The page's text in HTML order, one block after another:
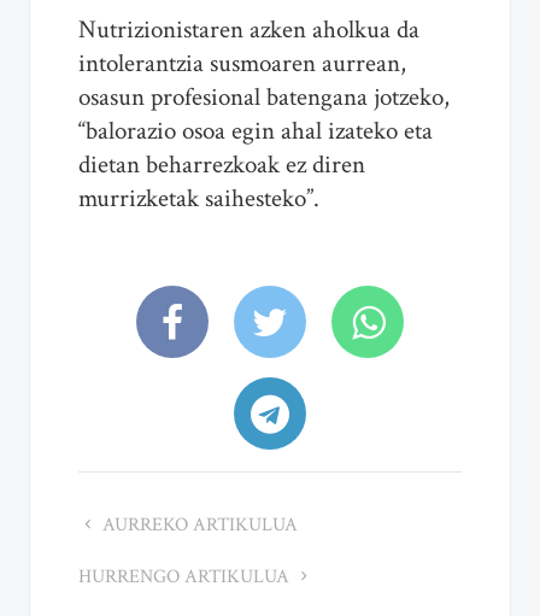
Nutrizionistaren azken aholkua da
intolerantzia susmoaren aurrean,
osasun profesional batengana jotzeko,
“balorazio osoa egin ahal izateko eta
dietan beharrezkoak ez diren
murrizketak saihesteko”.
AURREKO ARTIKULUA
HURRENGO ARTIKULUA